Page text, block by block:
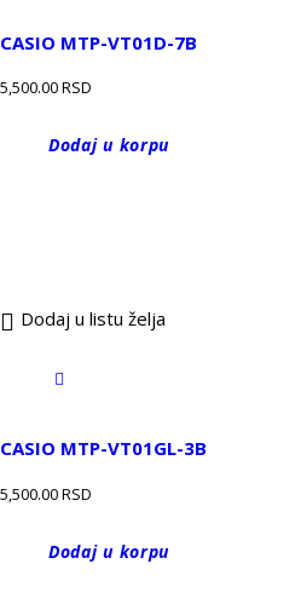
CASIO MTP-VT01D-7B
5,500.00RSD
Dodaj u korpu
Dodaj u listu želja
CASIO MTP-VT01GL-3B
5,500.00RSD
Dodaj u korpu